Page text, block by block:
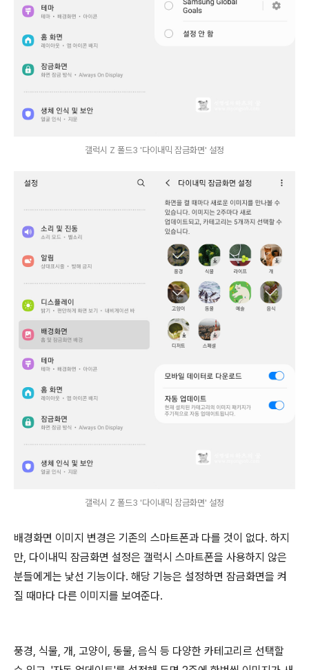
갤럭시 Z 폴드3 '다이내믹 잠금화면' 설정
갤럭시 Z 폴드3 '다이내믹 잠금화면' 설정
배경화면 이미지 변경은 기존의 스마트폰과 다를 것이 없다. 하지
만, 다이내믹 잠금화면 설정은 갤럭시 스마트폰을 사용하지 않은
분들에게는 낯선 기능이다. 해당 기능은 설정하면 잠금화면을 켜
질 때마다 다른 이미지를 보여준다.
풍경, 식물, 개, 고양이, 동물, 음식 등 다양한 카테고리르 선택할